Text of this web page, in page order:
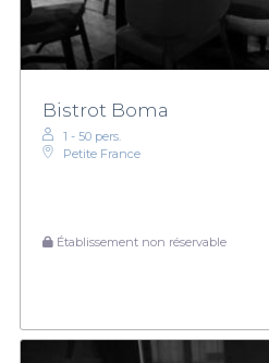
Bistrot Boma
1 - 50 pers.
Petite France
Établissement non réservable